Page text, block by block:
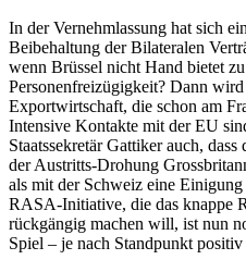
In der Vernehmlassung hat sich
Beibehaltung der Bilateralen
wenn Brüssel nicht Hand bietet
Personenfreizügigkeit? Dann
Exportwirtschaft, die schon am
Intensive Kontakte mit der EU
Staatssekretär Gattiker auch,
der Austritts-Drohung
als mit der Schweiz eine
RASA-Initiative, die das knappe
rückgängig machen will, ist nun
Spiel – je nach Standpunkt positiv